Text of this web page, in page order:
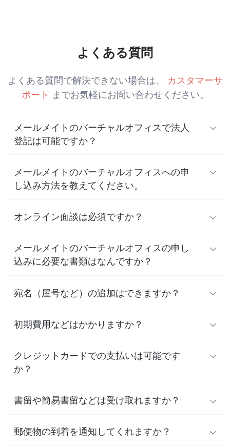
よくある質問
よくある質問で解決できない場合は、
カスタマーサ
ポート までお気軽にお問い合わせください。
メールメイトのバーチャルオフィスで法人
登記は可能ですか？
メールメイトのバーチャルオフィスへの申
し込み方法を教えてください。
オンライン面談は必須ですか？
メールメイトのバーチャルオフィスの申し
込みに必要な書類はなんですか？
宛名（屋号など）の追加はできますか？
初期費用などはかかりますか？
クレジットカードでの支払いは可能です
か？
書留や簡易書留などは受け取れますか？
郵便物の到着を通知してくれますか？